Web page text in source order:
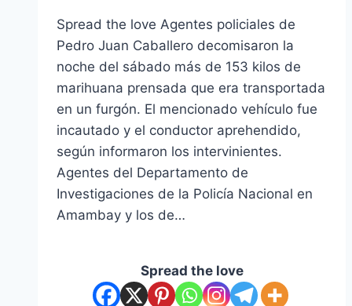
Spread the love Agentes policiales de
Pedro Juan Caballero decomisaron la
noche del sábado más de 153 kilos de
marihuana prensada que era transportada
en un furgón. El mencionado vehículo fue
incautado y el conductor aprehendido,
según informaron los intervinientes.
Agentes del Departamento de
Investigaciones de la Policía Nacional en
Amambay y los de…
Spread the love